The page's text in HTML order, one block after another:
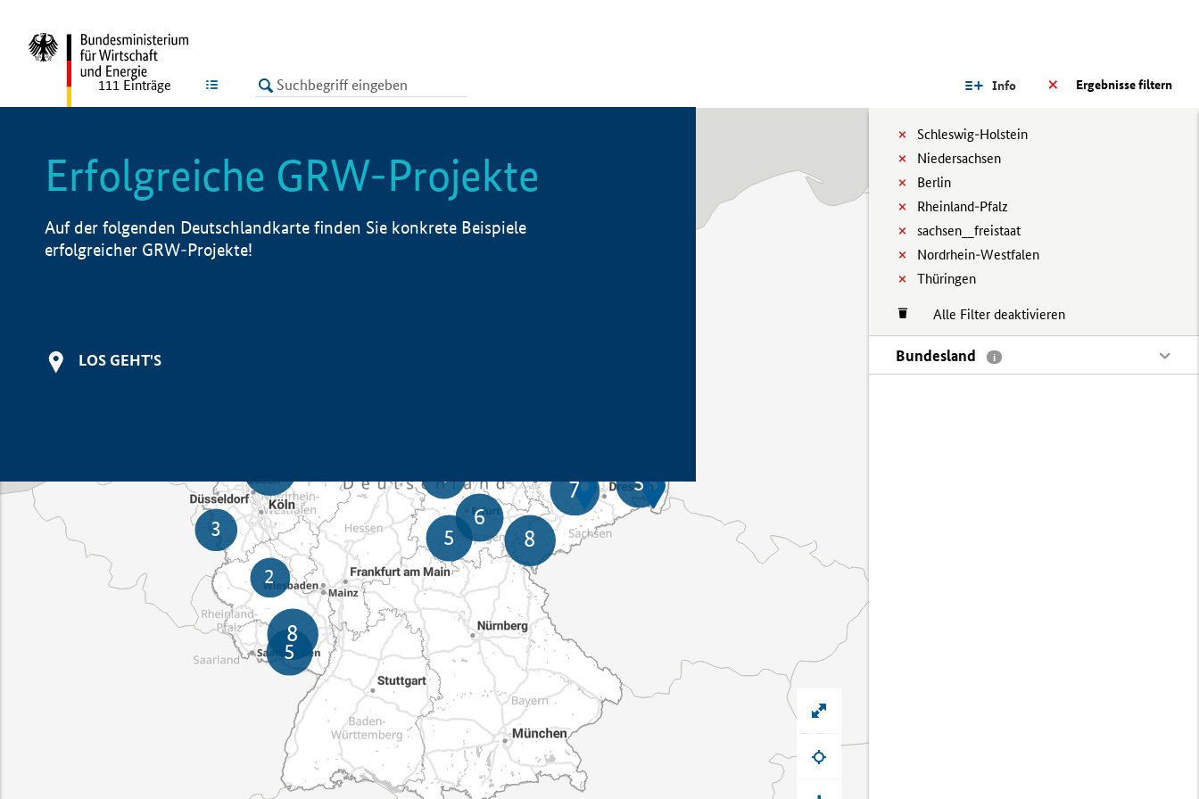
LISTE Ergebnisse filtern
Info
Schleswig-Holstein
Niedersachsen
Berlin
Rheinland-Pfalz
sachsen__freistaat
Nordrhein-Westfalen
Thüringen
Alle Filter deaktivieren
Bundesland i
111 Einträge
Erfolgreiche GRW-Projekte
Auf der folgenden Deutschlandkarte finden Sie konkrete Beispiele
erfolgreicher GRW-Projekte!
LOS GEHT'S